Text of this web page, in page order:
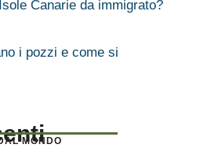
Canarie da immigrato?
i pozzi e come si
MONDO